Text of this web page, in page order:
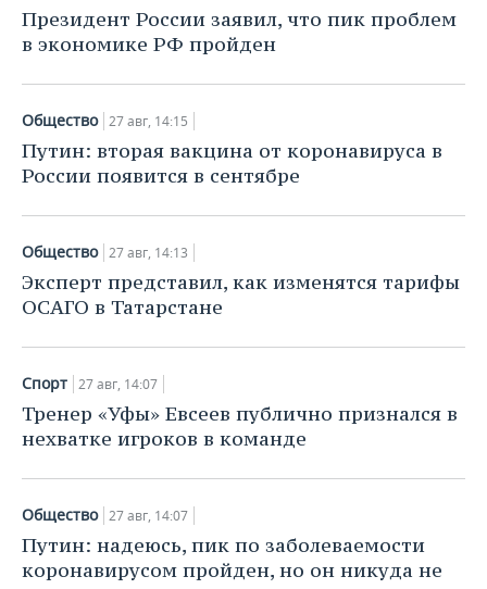
Президент России заявил, что пик проблем
в экономике РФ пройден
Общество 27 авг, 14:15
Путин: вторая вакцина от коронавируса в
России появится в сентябре
Общество 27 авг, 14:13
Эксперт представил, как изменятся тарифы
ОСАГО в Татарстане
Спорт 27 авг, 14:07
Тренер «Уфы» Евсеев публично признался в
нехватке игроков в команде
Общество 27 авг, 14:07
Путин: надеюсь, пик по заболеваемости
коронавирусом пройден, но он никуда не